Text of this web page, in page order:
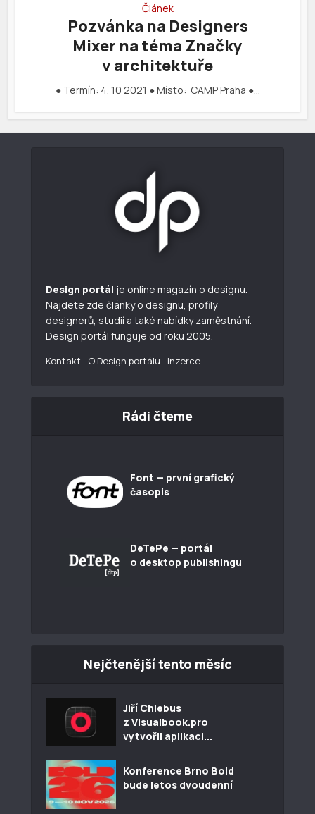
Článek
Pozvánka na Designers
Mixer na téma Značky
v architektuře
● Termín: 4. 10 2021 ● Místo: CAMP Praha ●…
Design portál je online magazín o designu.
Najdete zde články o designu, profily
designerů, studií a také nabídky zaměstnání.
Design portál funguje od roku 2005.
Kontakt O Design portálu Inzerce
Rádi čteme
Font — první grafický
časopis
DeTePe — portál
o desktop publishingu
Nejčtenější tento měsíc
Jiří Chlebus
z Visualbook.pro
vytvořil aplikaci...
Konference Brno Bold
bude letos dvoudenní